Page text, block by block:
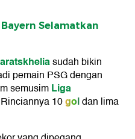
Bayern Selamatkan
sudah bikin
pemain PSG dengan
semusimLiga
10goldan lima